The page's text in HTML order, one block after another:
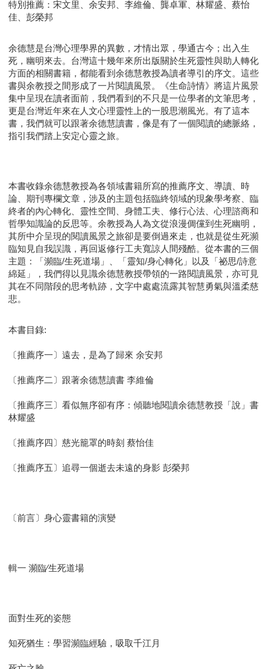
特別推薦：宋文里、余安邦、李維倫、龔卓軍、林耀盛、蔡怡
佳、彭榮邦
余德慧是台灣心理學界的異數，才情出眾，學通古今；出入生
死，幽明來去。台灣這十幾年來所出版關於生死靈性與助人轉化
方面的相關書籍，都能看到余德慧教授為讀者導引的序文。這些
書與余教授之間形成了一片閱讀風景。《生命詩情》將這片風景
集中呈現在讀者面前，我們看到的不只是一位學者的文筆思考，
更是台灣近年來在人文心理靈性上的一股思潮風光。有了這本
書，我們就可以跟著余德慧讀書，像是有了一個閱讀的總脈絡，
指引我們踏上安定心靈之旅。
本書收錄余德慧教授為各領域書籍所寫的推薦序文、導讀、時
論、期刊專欄文章，涉及的主題包括臨終領域的現象學考察、臨
終者的內心轉化、靈性空間、身體工夫、修行心法、心理諮商和
哲學知識論的反思等。余教授為人為文從浪漫倜儻到生死幽明，
其所中介呈現的閱讀風景之旅卻是要倒過來走，也就是從生死瀕
臨知見自我誤識，再回返修行工夫寬諒人間殘酷。從本書的三個
主題：「瀕臨/生死道場」、「靈知/身心轉化」以及「祕思/詩意
綿延」，我們得以見識余德慧教授帶領的一路閱讀風景，亦可見
其在不同階段的思考軌跡，文字中處處流露其智慧勇氣與溫柔慈
悲。
本書目錄:
〔推薦序一〕遠去，是為了歸來 余安邦
〔推薦序二〕跟著余德慧讀書 李維倫
〔推薦序三〕看似無序卻有序：傾聽地閱讀余德慧教授「說」書
林耀盛
〔推薦序四〕慈光籠罩的時刻 蔡怡佳
〔推薦序五〕追尋一個逝去未遠的身影 彭榮邦
〔前言〕身心靈書籍的演變
輯一 瀕臨∕生死道場
面對生死的姿態
知死猶生：學習瀕臨經驗，吸取千江月